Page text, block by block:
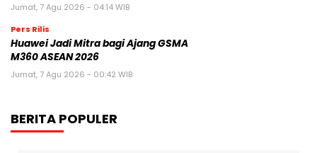
Jumat, 7 Agu 2026 - 04:14 WIB
Pers Rilis
Huawei Jadi Mitra bagi Ajang GSMA
M360 ASEAN 2026
Jumat, 7 Agu 2026 - 00:42 WIB
BERITA POPULER